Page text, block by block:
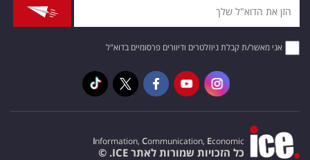
אני מאשר/ת קבלת ניוזלטרים ודיוורים פרסומיים בדוא"ל
Information, Communication, Economic
כל הזכויות שמורות לאתר ICE. ©